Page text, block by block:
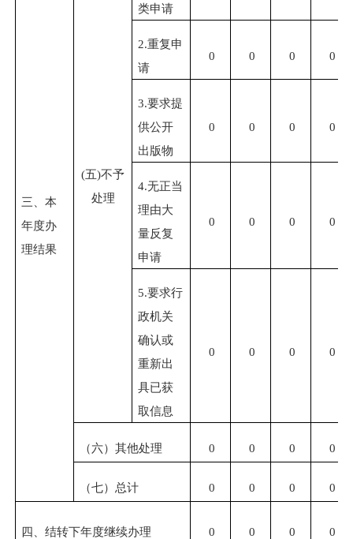
三、本
年度办
理结果
(五)不予
处理
类申请
2.重复申
请
0 0 0 0
3.要求提
供公开
出版物
0 0 0 0
4.无正当
理由大
量反复
申请
0 0 0 0
5.要求行
政机关
确认或
重新出
具已获
取信息
0 0 0 0
（六）其他处理 0 0 0 0
（七）总计 0 0 0 0
四、结转下年度继续办理 0 0 0 0